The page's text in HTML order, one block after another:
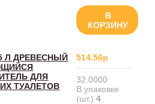
В
КОРЗИНУ
5 Л ДРЕВЕСНЫЙ
ДЛЯ
ТУАЛЕТОВ
514.56р
32.0000
В упаковке
(шт.)4